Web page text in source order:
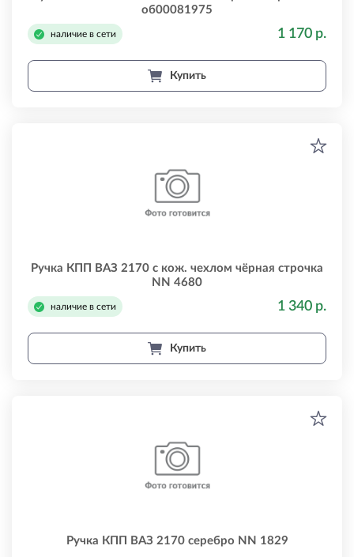
об00081975
наличие в сети 1 170 р.
Купить
Ручка КПП ВАЗ 2170 с кож. чехлом чёрная строчка
NN 4680
наличие в сети 1 340 р.
Купить
Ручка КПП ВАЗ 2170 серебро NN 1829